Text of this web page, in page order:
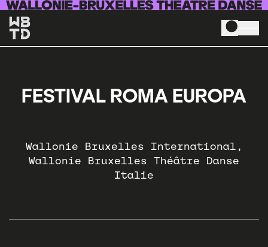
Skip to main content
FESTIVAL ROMA EUROPA
Wallonie Bruxelles International
Wallonie Bruxelles Théâtre Danse
Italie